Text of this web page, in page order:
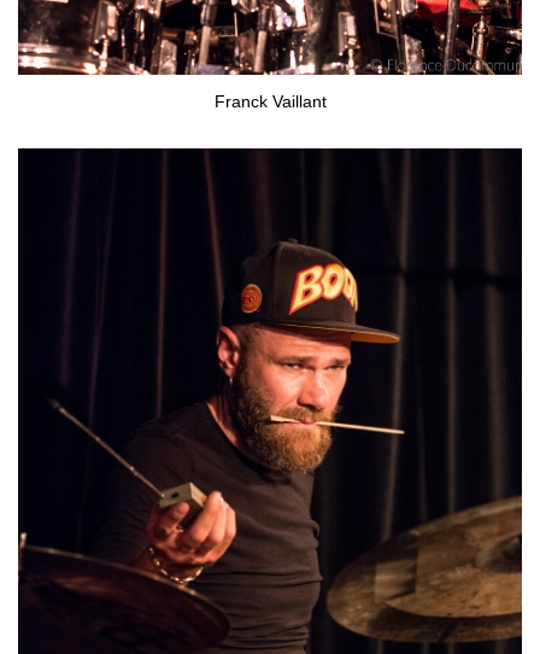
Franck Vaillant